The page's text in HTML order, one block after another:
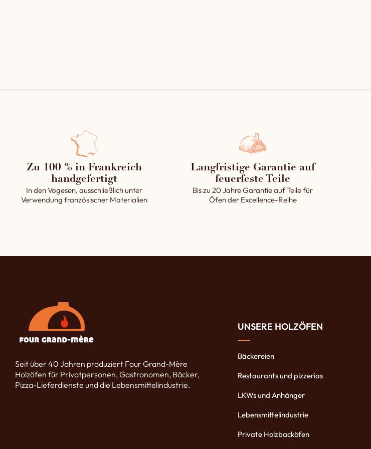
Zu 100 % in Frankreich
handgefertigt
In den Vogesen, ausschließlich unter
Verwendung französischer Materialien
Langfristige Garantie auf
feuerfeste Teile
Bis zu 20 Jahre Garantie auf Teile für
Öfen der Excellence-Reihe
Seit über 40 Jahren produziert Four Grand-Mère
Holzöfen für Privatpersonen, Gastronomen, Bäcker,
Pizza-Lieferdienste und die Lebensmittelindustrie.
UNSERE HOLZÖFEN
Bäckereien
Restaurants und pizzerias
LKWs und Anhänger
Lebensmittelindustrie
Private Holzbacköfen